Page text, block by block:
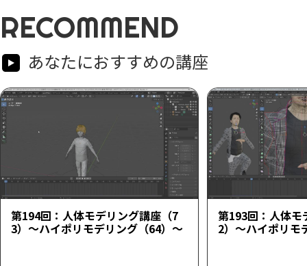
RECOMMEND
あなたにおすすめの講座
第194回：人体モデリング講座（7
3）～ハイポリモデリング（64）～
第193回：人体モ
2）～ハイポリモ